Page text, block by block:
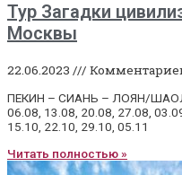
Тур Загадки
Москвы
22.06.2023
ПЕКИН – СИАНЬ – ЛОЯН/
06.08, 13.08, 20.08, 27.08,
15.10, 22.10, 29.10, 05.11
Читать полностью »